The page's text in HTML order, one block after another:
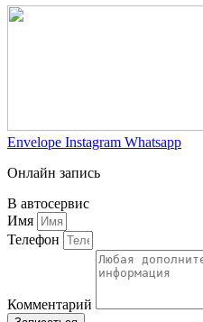
Envelope Instagram Whatsapp
Онлайн запись
В автосервис
Имя
Телефон
Комментарий